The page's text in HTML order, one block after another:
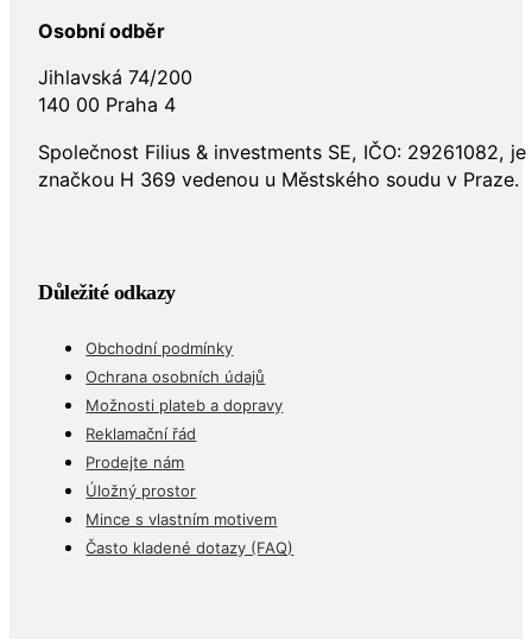
Osobní odběr
Jihlavská 74/200
140 00 Praha 4
Společnost Filius & investments SE, IČO: 29261082,
značkou H 369 vedenou u Městského soudu v Praze.
Důležité odkazy
Obchodní podmínky
Ochrana osobních údajů
Možnosti plateb a dopravy
Reklamační řád
Prodejte nám
Úložný prostor
Mince s vlastním motivem
Často kladené dotazy (FAQ)